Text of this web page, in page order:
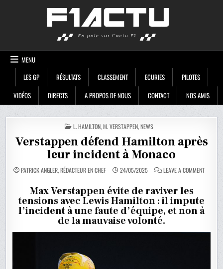
MENU
LES GP
RÉSULTATS CLASSEMENT ECURIES
PILOTES
VIDÉOS
DIRECTS A PROPOS DE NOUS CONTACT NOS AMIS
POSTED
IN
L. HAMILTON,M. VERSTAPPEN,NEWS
Verstappen défend Hamilton après
leur incident à Monaco
PATRICK ANGLER, RÉDACTEUR EN CHEF 24/05/2025 LEAVE A COMMENTON
Max Verstappen évite de raviver les
tensions avec Lewis Hamilton : il impute
l’incident à une faute d’équipe, et non à
de la mauvaise volonté.